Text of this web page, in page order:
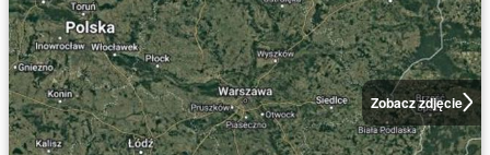
Zobacz zdjęcie